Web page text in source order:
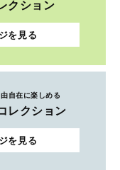
クション
を見る
自在に楽しめる
レクション
を見る